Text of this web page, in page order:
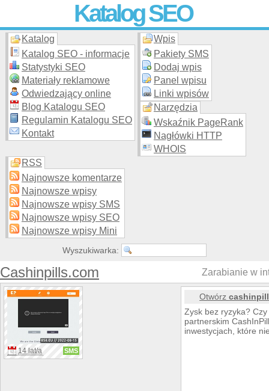
Katalog SEO
Skuteczna i promocja stron WWW –
moderowanego katalogu za darmo!
Katalog
Katalog SEO - informacje
Statystyki SEO
Materiały reklamowe
Odwiedzający online
Blog Katalogu SEO
Regulamin Katalogu SEO
Kontakt
Wpis
Pakiety SMS
Dodaj wpis
Panel wpisu
Linki wpisów
Narzędzia
Wskaźnik PageRank
Nagłówki HTTP
WHOIS
RSS
Najnowsze komentarze
Najnowsze wpisy
Najnowsze wpisy SMS
Najnowsze wpisy SEO
Najnowsze wpisy Mini
Wyszukiwarka:
Cashinpills.com Zarabianie w
14 lat/a SMS
Otwórz
Zysk bez ryzyka?
partnerskim
inwestycjach, które